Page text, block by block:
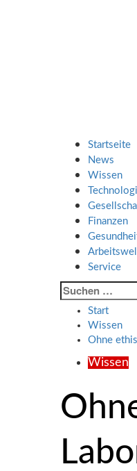
Startseite
News
Wissen
Finanzen
Service
Suche
nach:
Start
Wissen
Ohne
Wissen